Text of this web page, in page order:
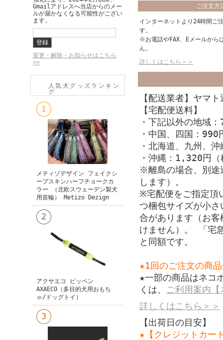
Gmailアドレスへ当店からのメー
ルが届かなくなる可能性がござい
ます。
変更・解除・お知らせはこちら
>>
人気犬グッズランキン
グ
メティゾデザイン フェイクシ
ープスキンハーフチョークカ
ラー （北欧スウェーデン製犬
用首輪） Metizo Dezign
アクサエコ ピッペン
AXAECO（多目的犬用おもち
ゃ/ドッグトイ）
ご注文方
インターネットより24時間ご
す。
※お電話やFAX、Eメールから
ん。
詳しくはこちら＞＞
【配送業者】ヤマト
【宅配便送料】
・下記以外の地域
・中国、四国：990
・北海道、九州、
・沖縄：1,320円（
※離島の場合、別途
します）。
※宅配便をご指定頂
つ梱包サイズが小
合があります（お
けません）。 「宅
と同額です。
★1回のご注文の商
★一部の商品はネコ
くは、 ご利用案内
詳しくはこちら＞＞
【出荷日の目安】
★【クレジットカー